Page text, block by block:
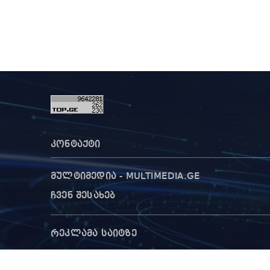
კონტაქტი
მულტიმედია - MULTIMEDIA.GE
ჩვენ შესახებ
რეკლამა საიტზე